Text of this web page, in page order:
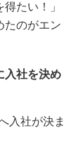
たい！」
たのがエン
入社を決め
入社が決ま